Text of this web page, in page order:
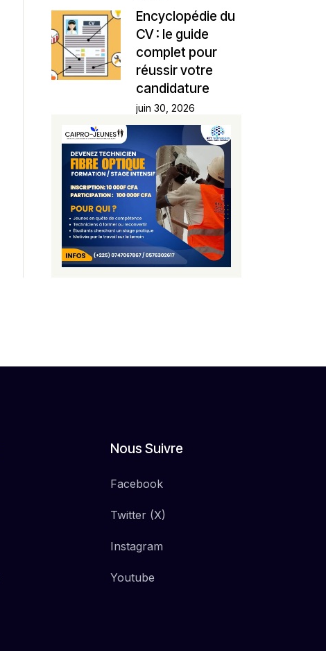
Encyclopédie du
CV : le guide
complet pour
réussir votre
candidature
juin 30, 2026
Nous Suivre
Facebook
Twitter (X)
Instagram
Youtube